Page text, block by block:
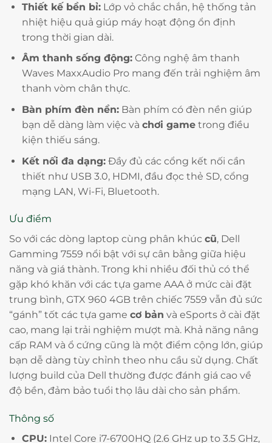
Thiết kế bền bỉ:Lớp vỏ chắc chắn, hệ thống tản
nhiệt hiệu quả giúp máy hoạt động ổn định
trong thời gian dài.
Âm thanh sống động:Công nghệ âm thanh
Waves MaxxAudio Pro mang đến trải nghiệm âm
thanh vòm chân thực.
Bàn phím đèn nền:Bàn phím có đèn nền giúp
bạn dễ dàng làm việc và chơi gametrong điều
kiện thiếu sáng.
Kết nối đa dạng:Đầy đủ các cổng kết nối cần
thiết như USB 3.0, HDMI, đầu đọc thẻ SD, cổng
mạng LAN, Wi-Fi, Bluetooth.
Ưu điểm
So với các dòng laptop cùng phân khúc cũ, Dell
Gamming 7559 nổi bật với sự cân bằng giữa hiệu
năng và giá thành. Trong khi nhiều đối thủ có thể
gặp khó khăn với các tựa game AAA ở mức cài đặt
trung bình, GTX 960 4GB trên chiếc 7559 vẫn đủ sức
“gánh” tốt các tựa game cơ bản và eSports ở cài đặt
cao, mang lại trải nghiệm mượt mà. Khả năng nâng
cấp RAM và ổ cứng cũng là một điểm cộng lớn, giúp
bạn dễ dàng tùy chỉnh theo nhu cầu sử dụng. Chất
lượng build của Dell thường được đánh giá cao về
độ bền, đảm bảo tuổi thọ lâu dài cho sản phẩm.
Thông số
CPU:Intel Core i7-6700HQ (2.6 GHz up to 3.5 GHz,